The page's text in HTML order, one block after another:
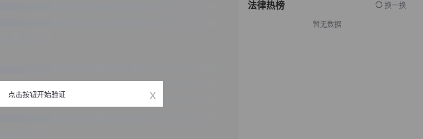
法律热榜 换一换
暂无数据
点击按钮开始验证 x